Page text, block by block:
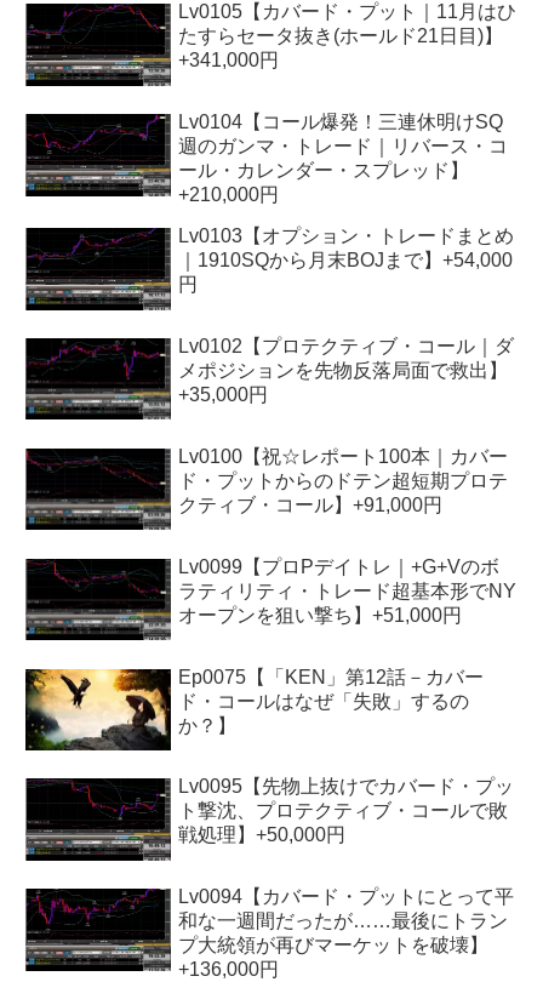
Lv0105【カバード・プット｜11月はひ
たすらセータ抜き(ホールド21日目)】
+341,000円
Lv0104【コール爆発！三連休明けSQ
週のガンマ・トレード｜リバース・コ
ール・カレンダー・スプレッド】
+210,000円
Lv0103【オプション・トレードまとめ
｜1910SQから月末BOJまで】+54,000
円
Lv0102【プロテクティブ・コール｜ダ
メポジションを先物反落局面で救出】
+35,000円
Lv0100【祝☆レポート100本｜カバー
ド・プットからのドテン超短期プロテ
クティブ・コール】+91,000円
Lv0099【プロPデイトレ｜+G+Vのボ
ラティリティ・トレード超基本形でNY
オープンを狙い撃ち】+51,000円
Ep0075【「KEN」第12話－カバー
ド・コールはなぜ「失敗」するの
か？】
Lv0095【先物上抜けでカバード・プッ
ト撃沈、プロテクティブ・コールで敗
戦処理】+50,000円
Lv0094【カバード・プットにとって平
和な一週間だったが……最後にトラン
プ大統領が再びマーケットを破壊】
+136,000円